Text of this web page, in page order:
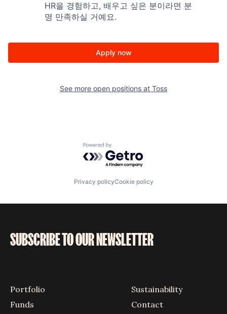
HR을 경험하고, 배우고 싶은 분이라면 분
명 만족하실 거예요.
Apply now
See more open positions at Toss
Powered by Getro.com
Privacy policyCookie policy
SUBSCRIBE TO OUR NEWSLETTER
Portfolio
Funds
Sustainability
Contact